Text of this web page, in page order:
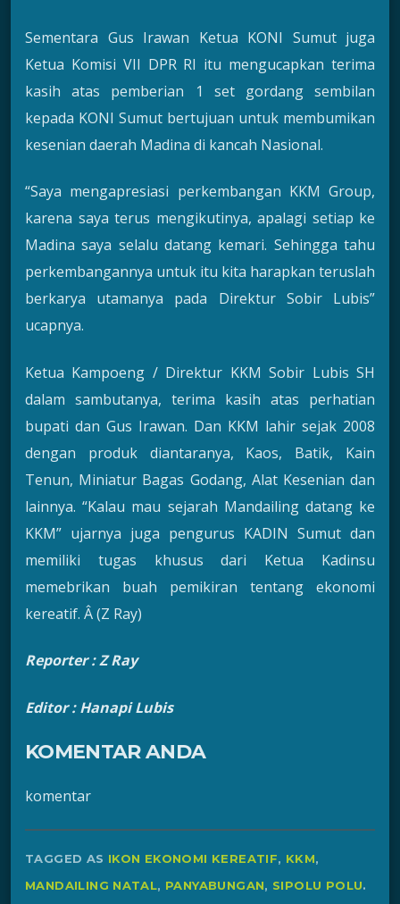
Sementara Gus Irawan Ketua KONI Sumut juga
Ketua Komisi VII DPR RI itu mengucapkan terima
kasih atas pemberian 1 set gordang sembilan
kepada KONI Sumut bertujuan untuk membumikan
kesenian daerah Madina di kancah Nasional.
“Saya mengapresiasi perkembangan KKM Group,
karena saya terus mengikutinya, apalagi setiap ke
Madina saya selalu datang kemari. Sehingga tahu
perkembangannya untuk itu kita harapkan teruslah
berkarya utamanya pada Direktur Sobir Lubis”
ucapnya.
Ketua Kampoeng / Direktur KKM Sobir Lubis SH
dalam sambutanya, terima kasih atas perhatian
bupati dan Gus Irawan. Dan KKM lahir sejak 2008
dengan produk diantaranya, Kaos, Batik, Kain
Tenun, Miniatur Bagas Godang, Alat Kesenian dan
lainnya. “Kalau mau sejarah Mandailing datang ke
KKM” ujarnya juga pengurus KADIN Sumut dan
memiliki tugas khusus dari Ketua Kadinsu
memebrikan buah pemikiran tentang ekonomi
kereatif. Â (Z Ray)
Reporter : Z Ray
Editor : Hanapi Lubis
KOMENTAR ANDA
komentar
TAGGED AS IKON EKONOMI KEREATIF, KKM,
MANDAILING NATAL, PANYABUNGAN, SIPOLU POLU.